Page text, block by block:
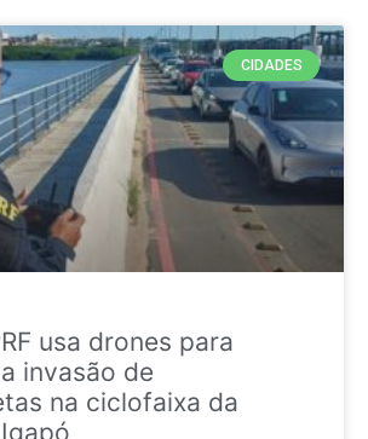
CIDADES
usa drones para
invasão de
na ciclofaixa da